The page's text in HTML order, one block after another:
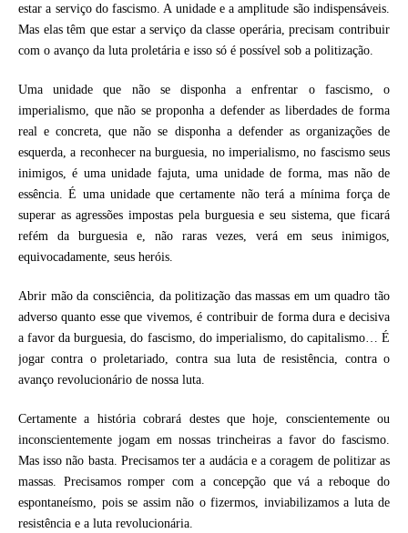
estar a serviço do fascismo. A unidade e a amplitude são indispensáveis.
Mas elas têm que estar a serviço da classe operária, precisam contribuir
com o avanço da luta proletária e isso só é possível sob a politização.
Uma unidade que não se disponha a enfrentar o fascismo, o
imperialismo, que não se proponha a defender as liberdades de forma
real e concreta, que não se disponha a defender as organizações de
esquerda, a reconhecer na burguesia, no imperialismo, no fascismo seus
inimigos, é uma unidade fajuta, uma unidade de forma, mas não de
essência. É uma unidade que certamente não terá a mínima força de
superar as agressões impostas pela burguesia e seu sistema, que ficará
refém da burguesia e, não raras vezes, verá em seus inimigos,
equivocadamente, seus heróis.
Abrir mão da consciência, da politização das massas em um quadro tão
adverso quanto esse que vivemos, é contribuir de forma dura e decisiva
a favor da burguesia, do fascismo, do imperialismo, do capitalismo… É
jogar contra o proletariado, contra sua luta de resistência, contra o
avanço revolucionário de nossa luta.
Certamente a história cobrará destes que hoje, conscientemente ou
inconscientemente jogam em nossas trincheiras a favor do fascismo.
Mas isso não basta. Precisamos ter a audácia e a coragem de politizar as
massas. Precisamos romper com a concepção que vá a reboque do
espontaneísmo, pois se assim não o fizermos, inviabilizamos a luta de
resistência e a luta revolucionária.